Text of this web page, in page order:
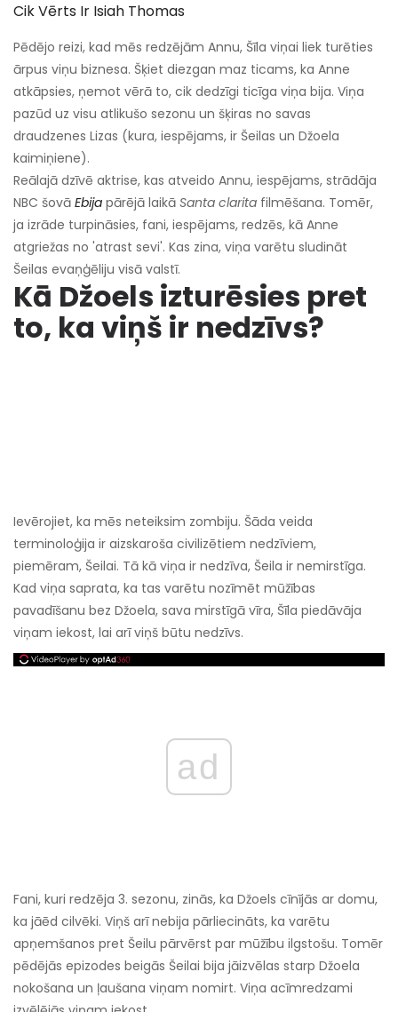
Cik Vērts Ir Isiah Thomas
Pēdējo reizi, kad mēs redzējām Annu, Šīla viņai liek turēties
ārpus viņu biznesa. Šķiet diezgan maz ticams, ka Anne
atkāpsies, ņemot vērā to, cik dedzīgi ticīga viņa bija. Viņa
pazūd uz visu atlikušo sezonu un šķiras no savas
draudzenes Lizas (kura, iespējams, ir Šeilas un Džoela
kaimiņiene).
Reālajā dzīvē aktrise, kas atveido Annu, iespējams, strādāja
NBC šovā Ebija pārējā laikā Santa clarita filmēšana. Tomēr,
ja izrāde turpināsies, fani, iespējams, redzēs, kā Anne
atgriežas no 'atrast sevi'. Kas zina, viņa varētu sludināt
Šeilas evaņģēliju visā valstī.
Kā Džoels izturēsies pret
to, ka viņš ir nedzīvs?
Ievērojiet, ka mēs neteiksim zombiju. Šāda veida
terminoloģija ir aizskaroša civilizētiem nedzīviem,
piemēram, Šeilai. Tā kā viņa ir nedzīva, Šeila ir nemirstīga.
Kad viņa saprata, ka tas varētu nozīmēt mūžības
pavadīšanu bez Džoela, sava mirstīgā vīra, Šīla piedāvāja
viņam iekost, lai arī viņš būtu nedzīvs.
ad
Fani, kuri redzēja 3. sezonu, zinās, ka Džoels cīnījās ar domu,
ka jāēd cilvēki. Viņš arī nebija pārliecināts, ka varētu
apņemšanos pret Šeilu pārvērst par mūžību ilgstošu. Tomēr
pēdējās epizodes beigās Šeilai bija jāizvēlas starp Džoela
nokošana un ļaušana viņam nomirt. Viņa acīmredzami